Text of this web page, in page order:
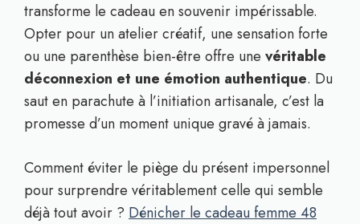
transforme le cadeau en souvenir impérissable.
Opter pour un atelier créatif, une sensation forte
ou une parenthèse bien-être offre une véritable
déconnexion et une émotion authentique. Du
saut en parachute à l’initiation artisanale, c’est la
promesse d’un moment unique gravé à jamais.
Comment éviter le piège du présent impersonnel
pour surprendre véritablement celle qui semble
déjà tout avoir ? Dénicher le cadeau femme 48